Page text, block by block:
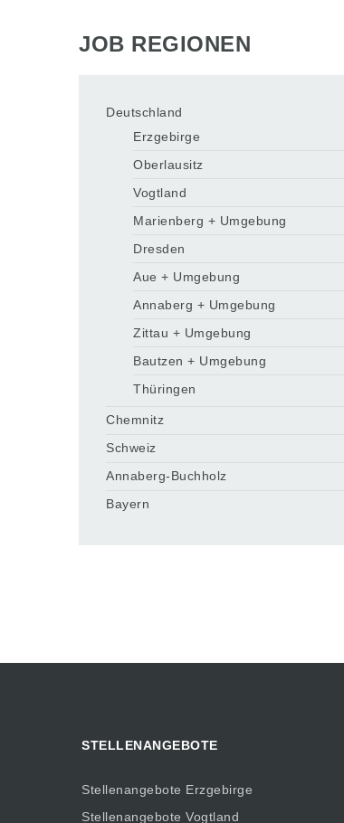
JOB REGIONEN
Deutschland
Erzgebirge
Oberlausitz
Vogtland
Marienberg + Umgebung
Dresden
Aue + Umgebung
Annaberg + Umgebung
Zittau + Umgebung
Bautzen + Umgebung
Thüringen
Chemnitz
Schweiz
Annaberg-Buchholz
Bayern
STELLENANGEBOTE
Stellenangebote Erzgebirge
Stellenangebote Vogtland